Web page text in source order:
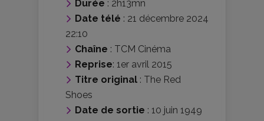
Durée : 2h13mn
Date télé : 21 décembre 2024
22:10
Chaîne : TCM Cinéma
Reprise: 1er avril 2015
Titre original : The Red
Shoes
Date de sortie : 10 juin 1949